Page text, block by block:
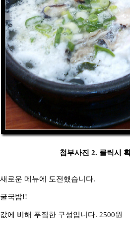
첨부사진 2. 클릭시
새로운 메뉴에 도전했습니다.
굴국밥!!
값에 비해 푸짐한 구성입니다. 2500원